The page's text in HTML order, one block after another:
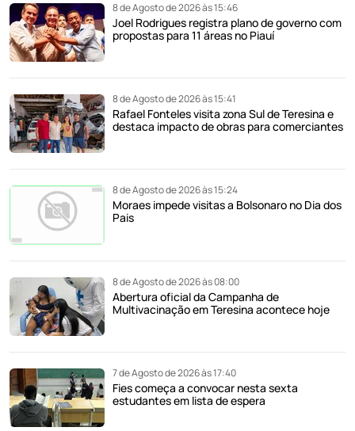
8 de Agosto de 2026 às 15:46
Joel Rodrigues registra plano de governo com
propostas para 11 áreas no Piauí
8 de Agosto de 2026 às 15:41
Rafael Fonteles visita zona Sul de Teresina e
destaca impacto de obras para comerciantes
8 de Agosto de 2026 às 15:24
Moraes impede visitas a Bolsonaro no Dia dos
Pais
8 de Agosto de 2026 às 08:00
Abertura oficial da Campanha de
Multivacinação em Teresina acontece hoje
7 de Agosto de 2026 às 17:40
Fies começa a convocar nesta sexta
estudantes em lista de espera